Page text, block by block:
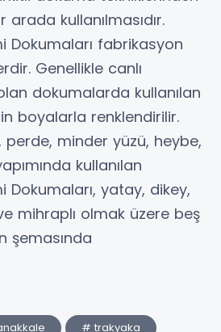
kullanılmasıdır.
Dokumaları fabrikasyon
Genellikle canlı
dokumalarda kullanılan
boyalarla renklendirilir.
perde, minder yüzü, heybe,
kullanılan
Dokumaları, yatay, dikey,
mihraplı olmak üzere beş
şemasında
# trakyaka